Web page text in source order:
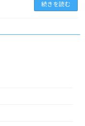
続きを読む